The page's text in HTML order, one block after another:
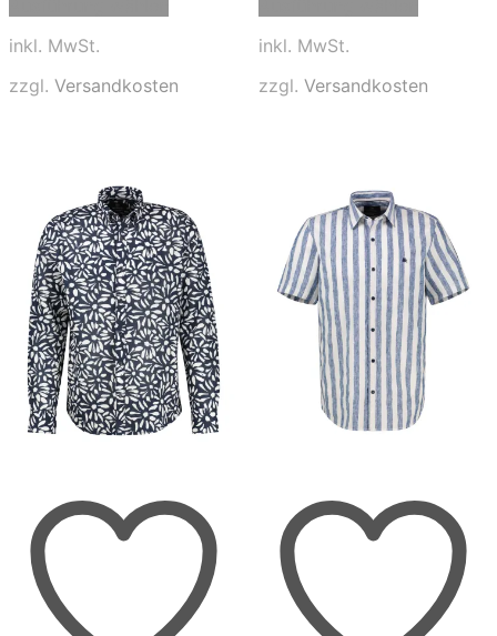
auf.
der
Produktseite
gewählt
werden
inkl. MwSt.
zzgl. Versandkosten
auf.
der
gewählt
werden
inkl. MwSt.
zzgl. Versandkosten